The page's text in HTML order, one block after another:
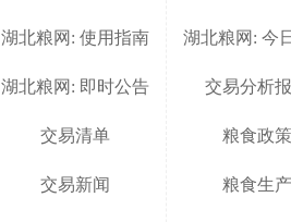
湖北粮网: 使用指南
湖北粮网: 即时公告
交易清单
交易新闻
湖北粮网: 今
交易分析
粮食政策
粮食生产